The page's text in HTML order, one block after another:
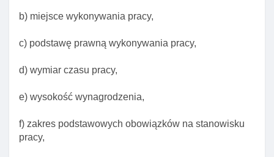
b) miejsce wykonywania pracy,
c) podstawę prawną wykonywania pracy,
d) wymiar czasu pracy,
e) wysokość wynagrodzenia,
f) zakres podstawowych obowiązków na stanowisku
pracy,
pobyt czasowy w celu mobilnośCI
Rozdział 9. Pobyt na terytorium rzeczypospolitej
ludźMI
Art. 170. Zaświadczenie potwierdzające
domniemanie, że cudzoziemiec jest ofiarą handlu
ludźMI
Art. 171. Legalność pobytu cudzoziemca na